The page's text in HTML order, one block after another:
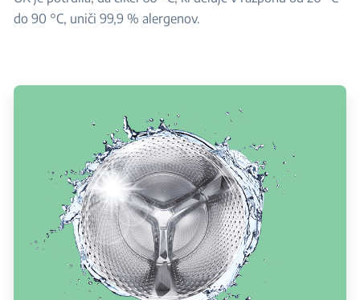
do 90 °C, uniči 99,9 % alergenov.